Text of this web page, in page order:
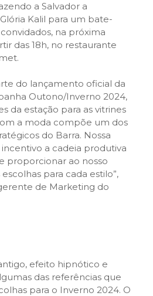
a Salvador a
Kalil para um bate-
na próxima
das 18h, no restaurante
do lançamento oficial da
Outono/Inverno 2024,
da estação para as vitrines
a moda compõe um dos
do Barra. Nossa
a cadeia produtiva
proporcionar ao nosso
para cada estilo”,
de Marketing do
efeito hipnótico e
das referências que
para o Inverno 2024. O